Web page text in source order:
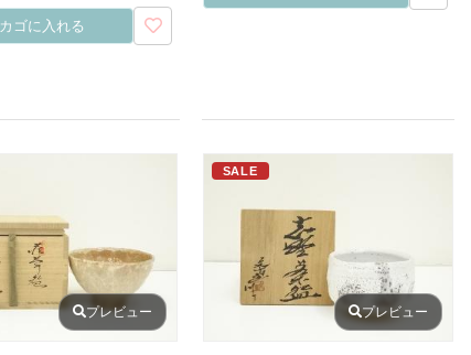
カゴに入れる
プレビュー
SALE
プレビュー